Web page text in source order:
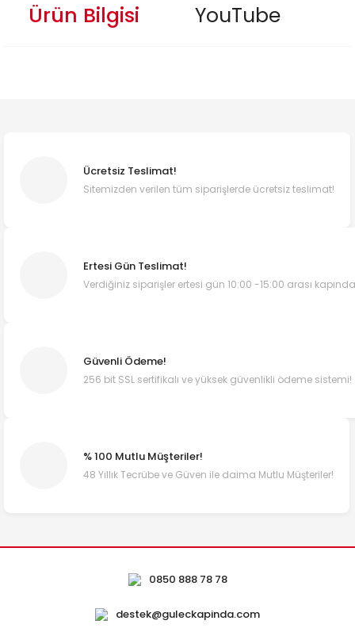
Ürün Bilgisi YouTube
Ücretsiz Teslimat!
Sitemizden verilen tüm siparişlerde ücretsiz teslimat!
Ertesi Gün Teslimat!
Verdiğiniz siparişler ertesi gün 10:00 -15:00 arası
Güvenli Ödeme!
256 bit SSL sertifikalı ve yüksek güvenlikli ödeme sistemi!
% 100 Mutlu Müşteriler!
48 Yıllık Tecrübe ve Güven ile daima Mutlu Müşteriler!
0850 888 78 78
destek@guleckapinda.com